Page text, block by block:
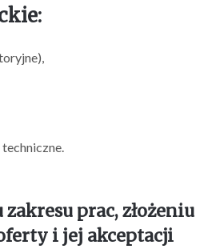
prac, złożeniu
i jej akceptacji